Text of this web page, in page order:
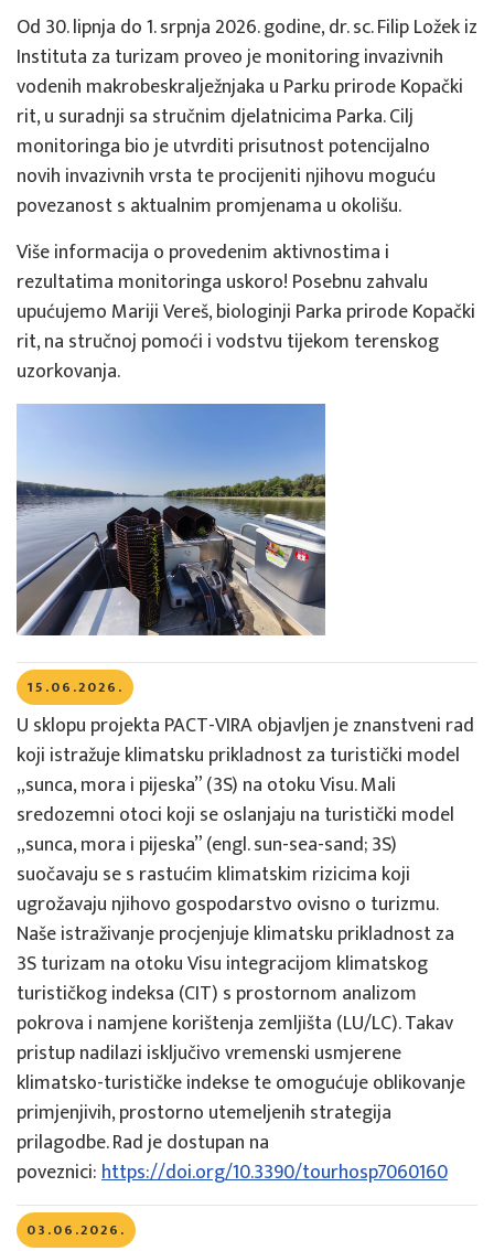
Od 30. lipnja do 1. srpnja 2026. godine, dr. sc. Filip Ložek iz
Instituta za turizam proveo je monitoring invazivnih
vodenih makrobeskralježnjaka u Parku prirode Kopački
rit, u suradnji sa stručnim djelatnicima Parka. Cilj
monitoringa bio je utvrditi prisutnost potencijalno
novih invazivnih vrsta te procijeniti njihovu moguću
povezanost s aktualnim promjenama u okolišu.
Više informacija o provedenim aktivnostima i
rezultatima monitoringa uskoro! Posebnu zahvalu
upućujemo Mariji Vereš, biologinji Parka prirode Kopački
rit, na stručnoj pomoći i vodstvu tijekom terenskog
uzorkovanja.
15.06.2026.
U sklopu projekta PACT-VIRA objavljen je znanstveni rad
koji istražuje klimatsku prikladnost za turistički model
„sunca, mora i pijeska” (3S) na otoku Visu. Mali
sredozemni otoci koji se oslanjaju na turistički model
„sunca, mora i pijeska” (engl. sun-sea-sand; 3S)
suočavaju se s rastućim klimatskim rizicima koji
ugrožavaju njihovo gospodarstvo ovisno o turizmu.
Naše istraživanje procjenjuje klimatsku prikladnost za
3S turizam na otoku Visu integracijom klimatskog
turističkog indeksa (CIT) s prostornom analizom
pokrova i namjene korištenja zemljišta (LU/LC). Takav
pristup nadilazi isključivo vremenski usmjerene
klimatsko-turističke indekse te omogućuje oblikovanje
primjenjivih, prostorno utemeljenih strategija
prilagodbe. Rad je dostupan na
poveznici:https://doi.org/10.3390/tourhosp7060160
03.06.2026.